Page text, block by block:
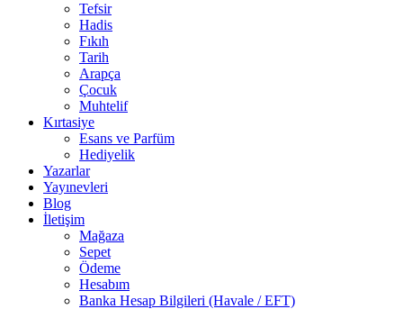
Tefsir
Hadis
Fıkıh
Tarih
Arapça
Çocuk
Muhtelif
Kırtasiye
Esans ve Parfüm
Hediyelik
Yazarlar
Yayınevleri
Blog
İletişim
Mağaza
Sepet
Ödeme
Hesabım
Banka Hesap Bilgileri (Havale / EFT)